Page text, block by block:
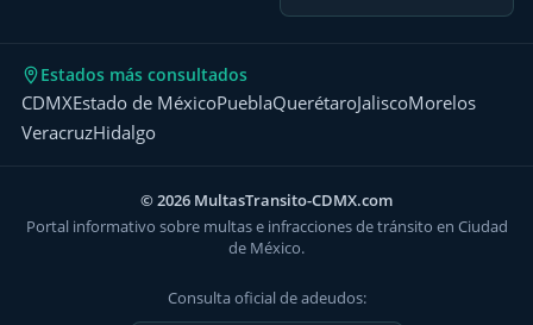
Estados más consultados
CDMXEstado de MéxicoPueblaQuerétaroJaliscoMorelos
VeracruzHidalgo
© 2026 MultasTransito-CDMX.com
Portal informativo sobre multas e infracciones de tránsito en Ciudad
de México.
Consulta oficial de adeudos: